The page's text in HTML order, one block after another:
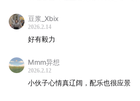
豆浆_Xbix
2026.2.14
好有毅力
Mmm异想
2026.2.12
小伙子心情真辽阔，配乐也很应景